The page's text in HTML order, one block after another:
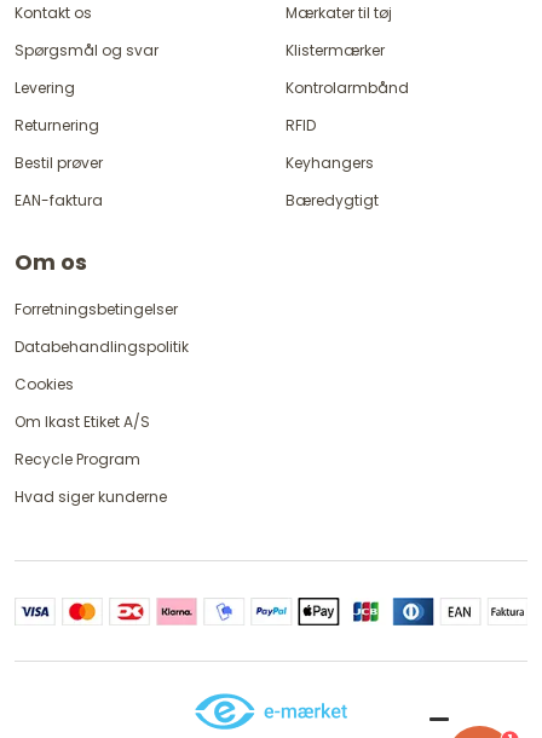
Kontakt os
Spørgsmål og svar
Levering
Returnering
Bestil prøver
EAN-faktura
Mærkater til tøj
Klistermærker
Kontrolarmbånd
RFID
Keyhangers
Bæredygtigt
Om os
Forretningsbetingelser
Databehandlingspolitik
Cookies
Om Ikast Etiket A/S
Recycle Program
Hvad siger kunderne